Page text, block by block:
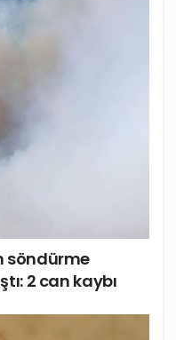
söndürme
2 can kaybı